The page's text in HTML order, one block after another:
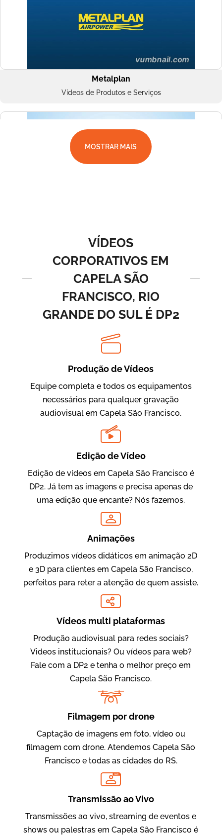
Metalplan
Vídeos de Produtos e Serviços
BRF Parceiros
Vídeos de Integração e Segurança
Oftalmocare
Vídeo Institucional
Amigo Edu
Vídeos Publicitários
Evolucional
Vídeos para Treinamentos
MOSTRAR MAIS
VÍDEOS
CORPORATIVOS EM
CAPELA SÃO
FRANCISCO, RIO
GRANDE DO SUL É DP2
Produção de Vídeos
Equipe completa e todos os equipamentos
necessários para qualquer gravação
audiovisual em Capela São Francisco.
Edição de Vídeo
Edição de vídeos em Capela São Francisco é
DP2. Já tem as imagens e precisa apenas de
uma edição que encante? Nós fazemos.
Animações
Produzimos vídeos didáticos em animação 2D
e 3D para clientes em Capela São Francisco,
perfeitos para reter a atenção de quem assiste.
Vídeos multi plataformas
Produção audiovisual para redes sociais?
Videos institucionais? Ou vídeos para web?
Fale com a DP2 e tenha o melhor preço em
Capela São Francisco.
Filmagem por drone
Captação de imagens em foto, vídeo ou
filmagem com drone. Atendemos Capela São
Francisco e todas as cidades do RS.
LIVE
Transmissão ao Vivo
Transmissões ao vivo, streaming de eventos e
shows ou palestras em Capela São Francisco é